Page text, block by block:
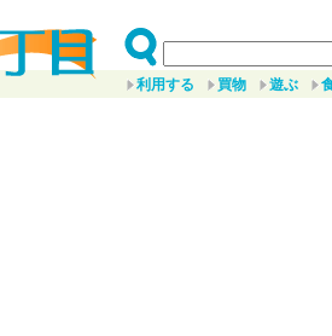
利用する 買物 遊ぶ